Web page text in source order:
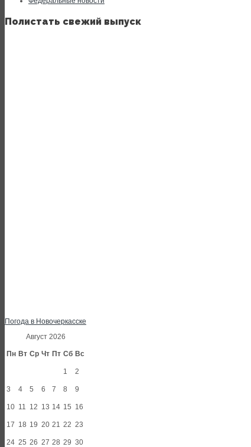
Полистать свежий выпуск
Погода в Новочеркасске
Август 2026
Пн Вт Ср Чт Пт Сб Вс
1 2
3 4 5 6 7 8 9
10 11 12 13 14 15 16
17 18 19 20 21 22 23
24 25 26 27 28 29 30